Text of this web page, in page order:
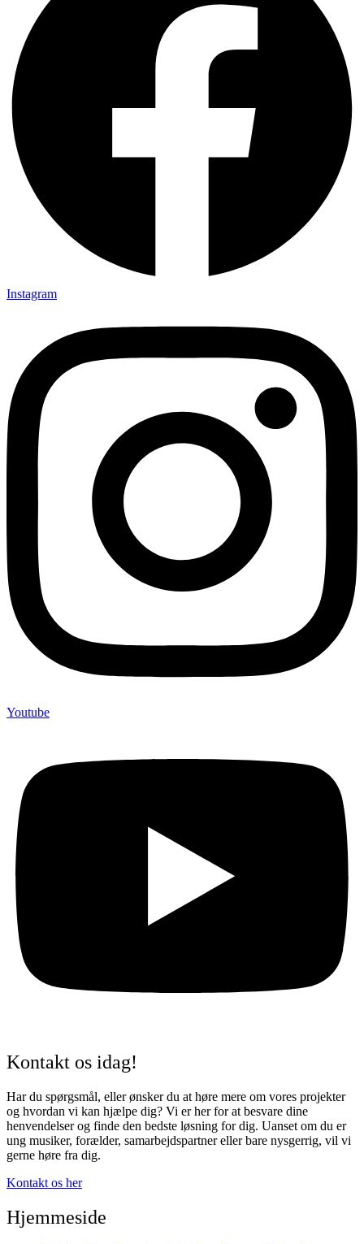
Instagram
Youtube
Kontakt os idag!
Har du spørgsmål, eller ønsker du at høre mere om vores projekter
og hvordan vi kan hjælpe dig? Vi er her for at besvare dine
henvendelser og finde den bedste løsning for dig. Uanset om du er
ung musiker, forælder, samarbejdspartner eller bare nysgerrig, vil vi
gerne høre fra dig.
Kontakt os her
Hjemmeside